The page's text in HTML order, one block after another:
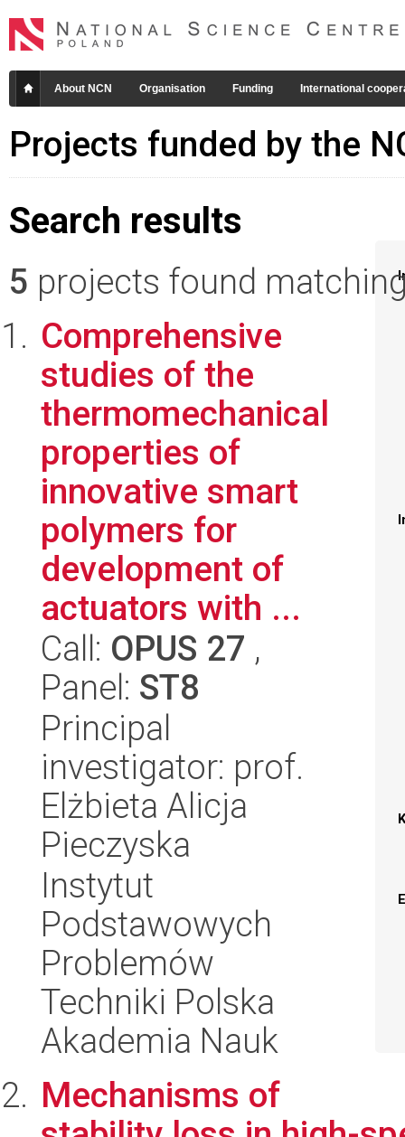
About NCN Organisation Funding International
Projects funded by the
Search results
5 projects found
Comprehensive
studies of the
thermomechanical
properties of
innovative smart
polymers for
development of
actuators with ...
Call: OPUS 27 ,
Panel: ST8
Principal
investigator: prof.
Elżbieta Alicja
Pieczyska
Instytut
Podstawowych
Problemów
Techniki Polska
Akademia Nauk
Mechanisms of